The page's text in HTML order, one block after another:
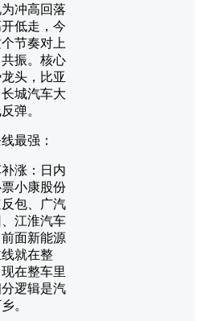
冲高回落
低走，今
节奏对上
振。核心
头，比亚
城汽车大
弹。
最强：
涨：日内
小康股份
包、广汽
江淮汽车
面新能源
就在整
在整车里
逻辑是汽
。